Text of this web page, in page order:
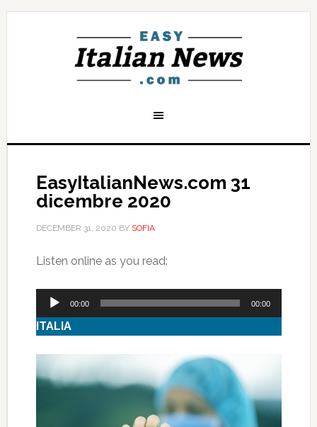
EasyItalianNews.com 31
dicembre 2020
DECEMBER 31, 2020 BY SOFIA
Listen online as you read:
Audio
Player
00:00 00:00
ITALIA